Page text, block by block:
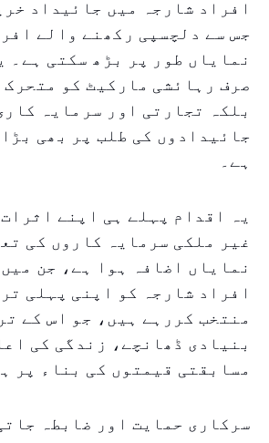
افراد شارجہ میں جائیداد
جس سے دلچسپی رکھنے والے
نمایاں طور پر بڑھ سکتی ہے۔
صرف رہائشی مارکیٹ کو متحرک
بلکہ تجارتی اور سرمایہ
جائیدادوں کی طلب پر بھی
ہے۔
یہ اقدام پہلے ہی اپنے
غیر ملکی سرمایہ کاروں کی
نمایاں اضافہ ہوا ہے، جن
افراد شارجہ کو اپنی پہلی
منتخب کررہے ہیں، جو اس کے
بنیادی ڈھانچے، زندگی کی
مسابقتی قیمتوں کی بناء پر
سرکاری حمایت اور ضابطہ